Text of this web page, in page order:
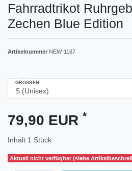
Fahrradtrikot
Zechen Blue Edition
Artikelnummer NEW-1167
GRÖSSEN
79,90 EUR *
Inhalt 1 Stück
Aktuell nicht verfügbar (siehe